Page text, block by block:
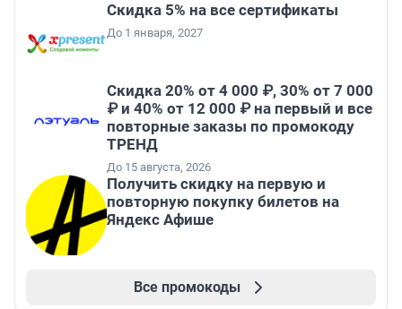
Скидка 5% на все сертификаты
До 1 января, 2027
Скидка 20% от 4 000 ₽, 30% от 7 000
₽ и 40% от 12 000 ₽ на первый и все
повторные заказы по промокоду
ТРЕНД
До 15 августа, 2026
Получить скидку на первую и
повторную покупку билетов на
Яндекс Афише
Все промокоды